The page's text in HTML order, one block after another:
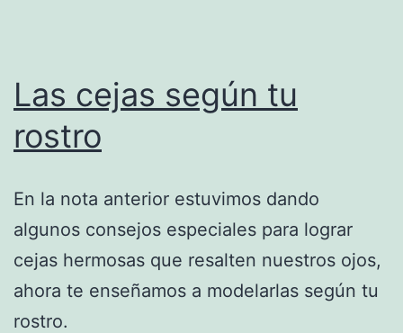
Las cejas según tu
rostro
En la nota anterior estuvimos dando
algunos consejos especiales para lograr
cejas hermosas que resalten nuestros ojos,
ahora te enseñamos a modelarlas según tu
rostro.